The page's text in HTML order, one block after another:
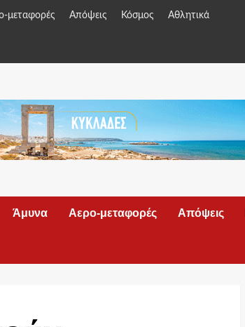
μεταφορές Απόψεις Κόσμος Αθλητικά
Άμυνα Αερο-μεταφορές Απόψεις